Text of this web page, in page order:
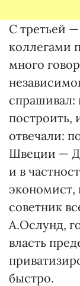
С третьей
коллегами
много
спрашивал:
построить,
отвечали:
Швеции —
и в
экономист,
советник
А.Ослунд,
власть
быстро.